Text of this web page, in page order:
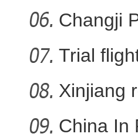
sta
Changji
Trial
Xinjiang
China In